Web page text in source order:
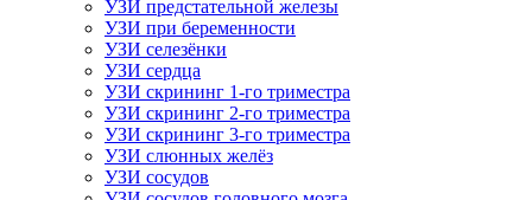
УЗИ предстательной железы
УЗИ при беременности
УЗИ селезёнки
УЗИ сердца
УЗИ скрининг 1-го триместра
УЗИ скрининг 2-го триместра
УЗИ скрининг 3-го триместра
УЗИ слюнных желёз
УЗИ сосудов